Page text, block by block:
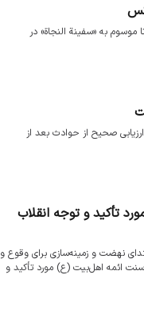
به «سفینة النجاة» در
صحیح از حوادث بعد از
تأکید و توجه انقلاب
نهضت و زمینه‌سازی برای وقوع و
سنت ائمه‌ اهل‌بیت (ع) مورد تأکید و